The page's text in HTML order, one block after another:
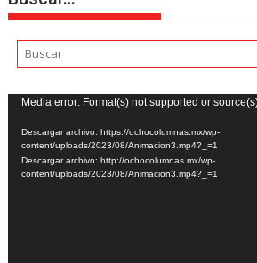
Reproductor
de
vídeo
Media error: Format(s) not supported or
Descargar archivo: https://ochocolumnas.mx/wp-
content/uploads/2023/08/Animacion3.mp4?_=1
Descargar archivo: http://ochocolumnas.mx/wp-
content/uploads/2023/08/Animacion3.mp4?_=1